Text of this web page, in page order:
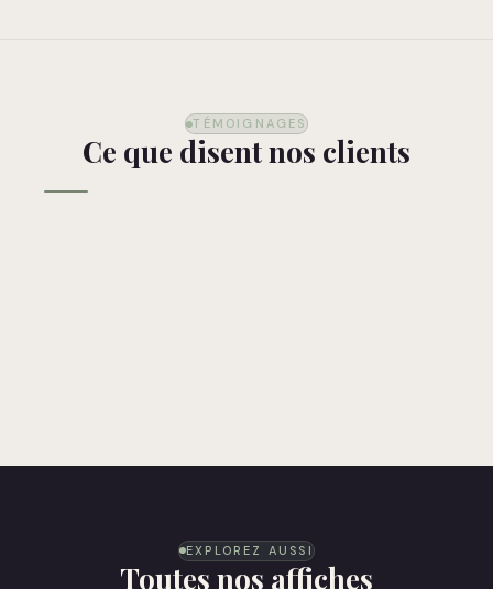
TÉMOIGNAGES
Ce que disent nos clients
EXPLOREZ AUSSI
Toutes nos affiches